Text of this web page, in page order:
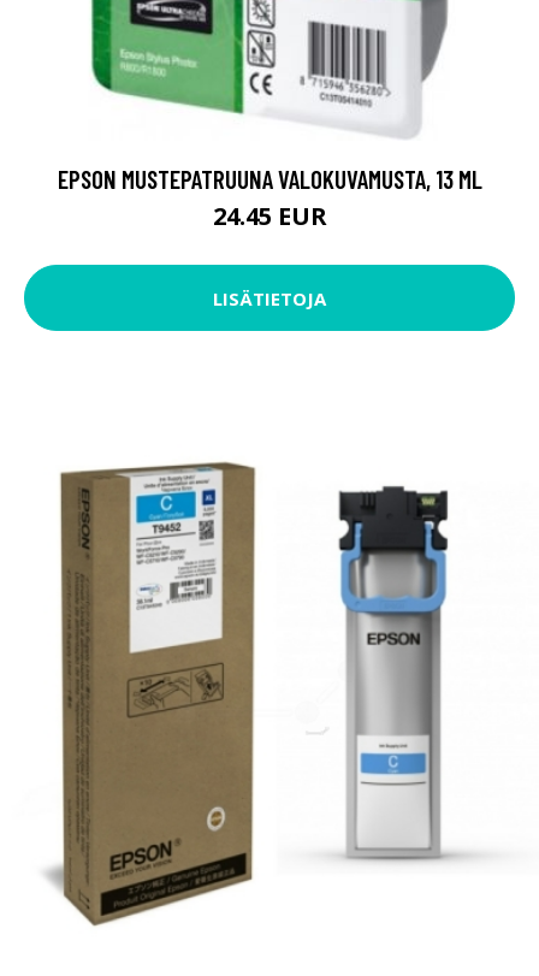
EPSON MUSTEPATRUUNA VALOKUVAMUSTA, 13 ML
24.45 EUR
LISÄTIETOJA